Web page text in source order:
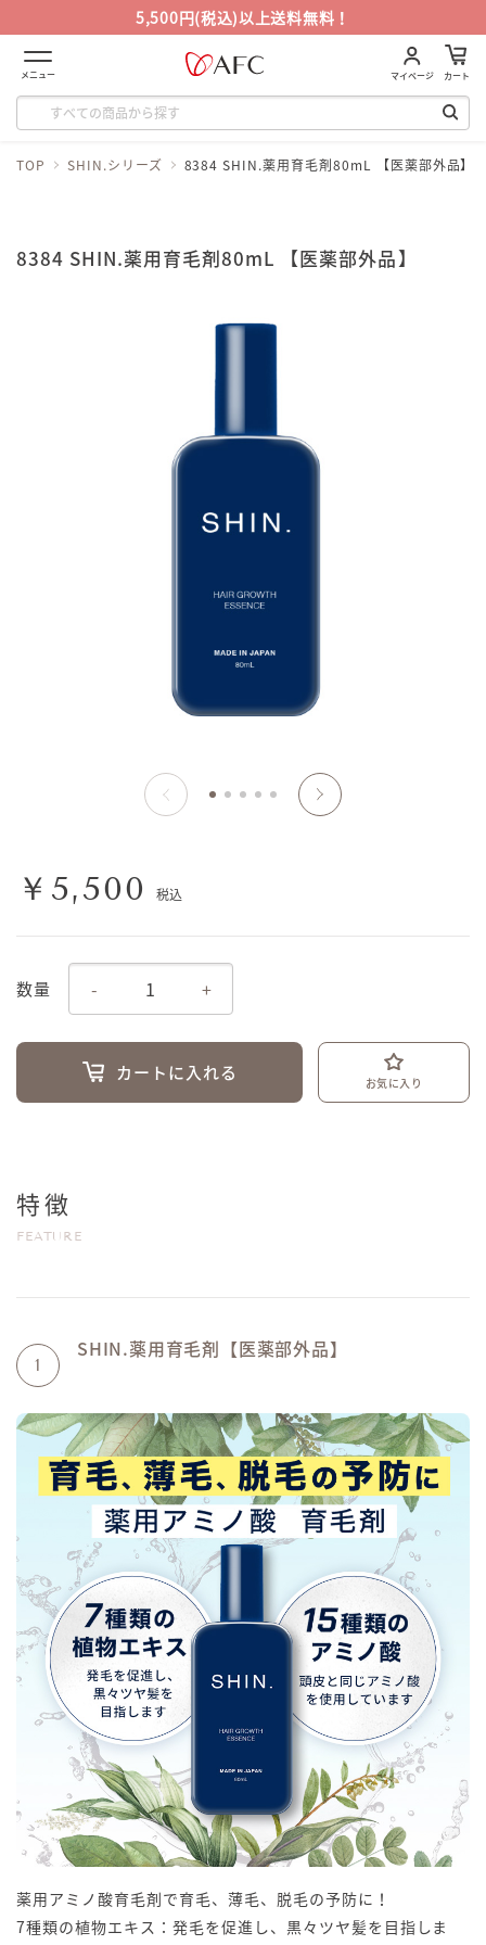
5,500円(税込)以上送料無料！
メニュー マイページ カート
TOP SHIN.シリーズ 8384 SHIN.薬用育毛剤80mL 【医薬部外品】
8384 SHIN.薬用育毛剤80mL 【医薬部外品】
￥5,500 税込
数量 - +
カートに入れる お気に入り
特徴
FEATURE
1
SHIN.薬用育毛剤【医薬部外品】
薬用アミノ酸育毛剤で育毛、薄毛、脱毛の予防に！
7種類の植物エキス：発毛を促進し、黒々ツヤ髪を目指しま